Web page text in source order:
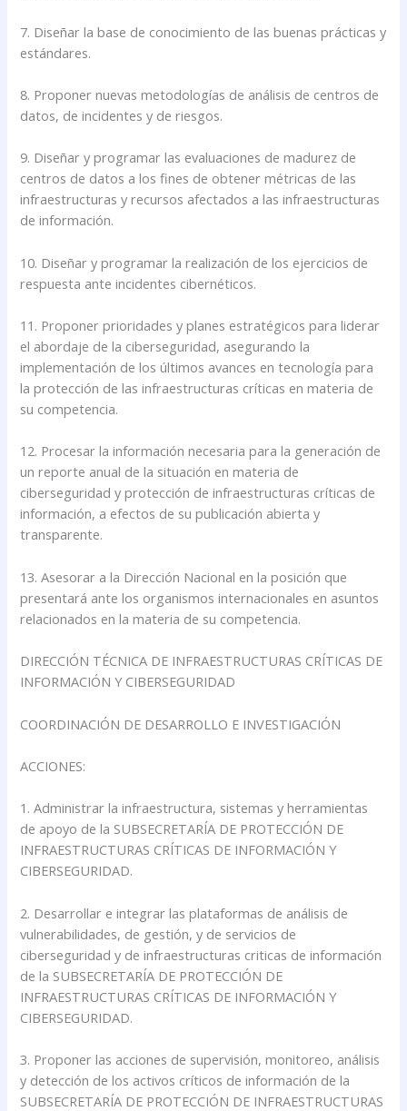
7. Diseñar la base de conocimiento de las buenas prácticas y
estándares.
8. Proponer nuevas metodologías de análisis de centros de
datos, de incidentes y de riesgos.
9. Diseñar y programar las evaluaciones de madurez de
centros de datos a los fines de obtener métricas de las
infraestructuras y recursos afectados a las infraestructuras
de información.
10. Diseñar y programar la realización de los ejercicios de
respuesta ante incidentes cibernéticos.
11. Proponer prioridades y planes estratégicos para liderar
el abordaje de la ciberseguridad, asegurando la
implementación de los últimos avances en tecnología para
la protección de las infraestructuras críticas en materia de
su competencia.
12. Procesar la información necesaria para la generación de
un reporte anual de la situación en materia de
ciberseguridad y protección de infraestructuras críticas de
información, a efectos de su publicación abierta y
transparente.
13. Asesorar a la Dirección Nacional en la posición que
presentará ante los organismos internacionales en asuntos
relacionados en la materia de su competencia.
DIRECCIÓN TÉCNICA DE INFRAESTRUCTURAS CRÍTICAS DE
INFORMACIÓN Y CIBERSEGURIDAD
COORDINACIÓN DE DESARROLLO E INVESTIGACIÓN
ACCIONES:
1. Administrar la infraestructura, sistemas y herramientas
de apoyo de la SUBSECRETARÍA DE PROTECCIÓN DE
INFRAESTRUCTURAS CRÍTICAS DE INFORMACIÓN Y
CIBERSEGURIDAD.
2. Desarrollar e integrar las plataformas de análisis de
vulnerabilidades, de gestión, y de servicios de
ciberseguridad y de infraestructuras criticas de información
de la SUBSECRETARÍA DE PROTECCIÓN DE
INFRAESTRUCTURAS CRÍTICAS DE INFORMACIÓN Y
CIBERSEGURIDAD.
3. Proponer las acciones de supervisión, monitoreo, análisis
y detección de los activos críticos de información de la
SUBSECRETARÍA DE PROTECCIÓN DE INFRAESTRUCTURAS